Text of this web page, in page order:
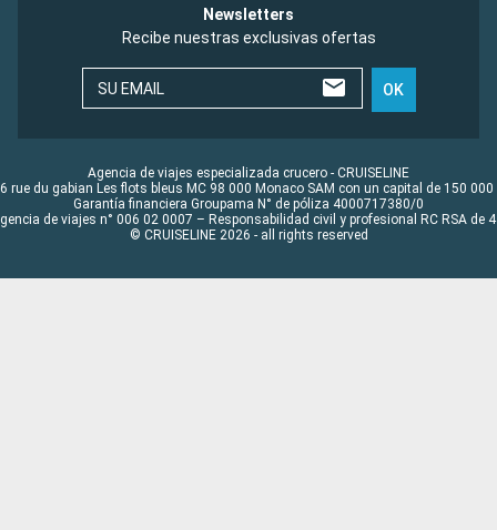
Newsletters
Recibe nuestras exclusivas ofertas
SU EMAIL OK
Agencia de viajes especializada crucero - CRUISELINE
rue du gabian Les flots bleus MC 98 000 Monaco SAM con un capital de 150 000
Garantía financiera Groupama N° de póliza 4000717380/0
de viajes n° 006 02 0007 – Responsabilidad civil y profesional RC RSA de
© CRUISELINE 2026 - all rights reserved